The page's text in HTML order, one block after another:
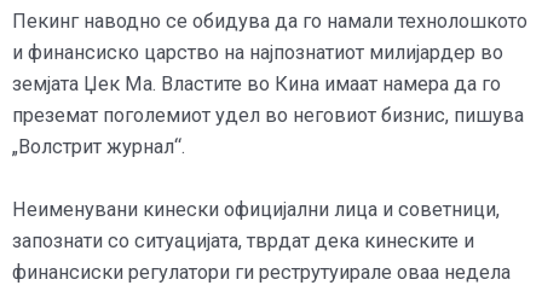
Пекинг наводно се обидува да го намали технолошкото
и финансиско царство на најпознатиот милијардер во
земјата Џек Ма. Властите во Кина имаат намера да го
преземат поголемиот удел во неговиот бизнис, пишува
„Волстрит журнал“.
Неименувани кинески официјални лица и советници,
запознати со ситуацијата, тврдат дека кинеските и
финансиски регулатори ги реструтуирале оваа недела